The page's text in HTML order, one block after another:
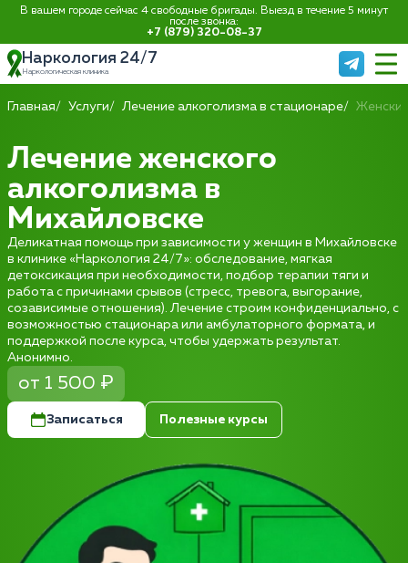
В вашем городе сейчас 4 свободные бригады. Выезд в течение 5 минут
после звонка:
+7 (879) 320-08-37
Наркология 24/7
Наркологическая клиника
Главная Услуги Лечение алкоголизма в стационаре
Лечение женского
алкоголизма в
Михайловске
Деликатная помощь при зависимости у женщин в Михайловске
в клинике «Наркология 24/7»: обследование, мягкая
детоксикация при необходимости, подбор терапии тяги и
работа с причинами срывов (стресс, тревога, выгорание,
созависимые отношения). Лечение строим конфиденциально, с
возможностью стационара или амбулаторного формата, и
поддержкой после курса, чтобы удержать результат.
Анонимно.
от 1 500 ₽
Записаться Полезные курсы